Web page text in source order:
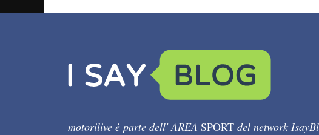
motorilive è parte dell' AREA SPORT del network